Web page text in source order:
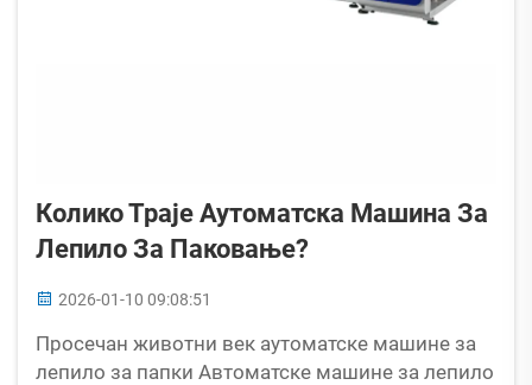
Колико Траје Аутоматска Машина За
Лепило За Паковање?
2026-01-10 09:08:51
Просечан животни век аутоматске машине за
лепило за папки Автоматске машине за лепило